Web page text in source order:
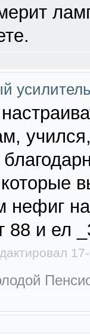
нефиг
88 и ел